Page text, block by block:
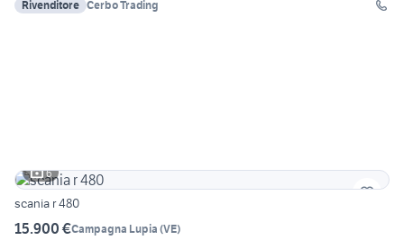
Rivenditore Cerbo Trading
6
scania r 480
15.900 €Campagna Lupia (VE)